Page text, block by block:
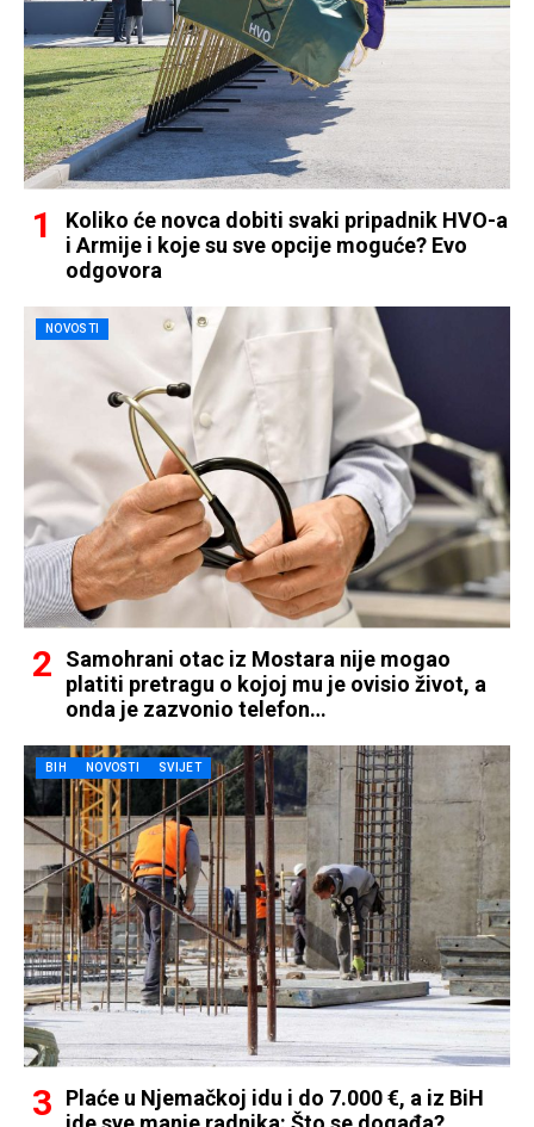
Koliko će novca dobiti svaki pripadnik HVO-a
i Armije i koje su sve opcije moguće? Evo
odgovora
NOVOSTI
Samohrani otac iz Mostara nije mogao
platiti pretragu o kojoj mu je ovisio život, a
onda je zazvonio telefon…
BIH NOVOSTI SVIJET
Plaće u Njemačkoj idu i do 7.000 €, a iz BiH